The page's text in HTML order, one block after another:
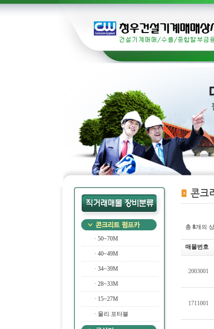
· 50~70M
· 40~49M
· 34~39M
· 28~33M
· 15~27M
· 물리.포타블
총 8개의
매물번호
2003001
1711001